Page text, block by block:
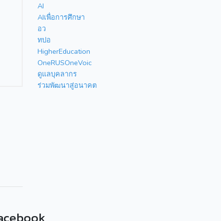
AI
AIเพื่อการศึกษา
อว
ทปอ
HigherEducation
OneRUSOneVoic
ดูแลบุคลากร
ร่วมพัฒนาสู่อนาคต